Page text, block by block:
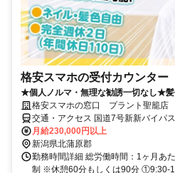
格安スマホの受付カウンター
★個人ノルマ・無理な勧誘一切なし★髪
格安スマホの窓口 プラント聖籠店
交通・アクセス 国道7号新新バイパ
月給230,000円以上
新潟県北蒲原郡
勤務時間詳細 総労働時間：1ヶ月あ
制 ※休憩60分もしくは90分 ①9:30-